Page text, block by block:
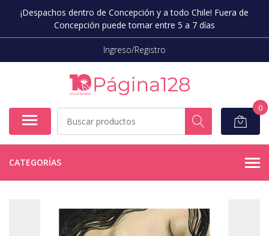
¡Despachos dentro de Concepción y a todo Chile! Fuera de
Concepción puede tomar entre 5 a 7 días
Ingreso/Registro
0
CATEGORÍAS